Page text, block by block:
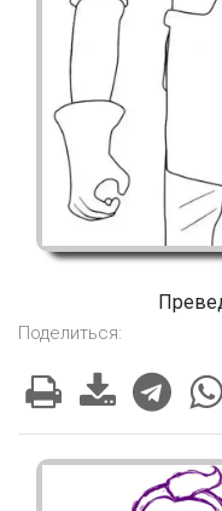
Поделиться: